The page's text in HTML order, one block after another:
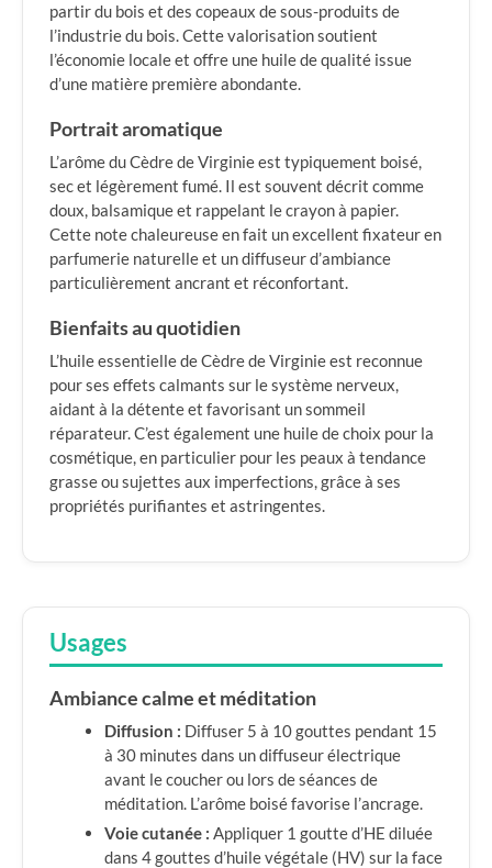
partir du bois et des copeaux de sous-produits de
l’industrie du bois. Cette valorisation soutient
l’économie locale et offre une huile de qualité issue
d’une matière première abondante.
Portrait aromatique
L’arôme du Cèdre de Virginie est typiquement boisé,
sec et légèrement fumé. Il est souvent décrit comme
doux, balsamique et rappelant le crayon à papier.
Cette note chaleureuse en fait un excellent fixateur en
parfumerie naturelle et un diffuseur d’ambiance
particulièrement ancrant et réconfortant.
Bienfaits au quotidien
L’huile essentielle de Cèdre de Virginie est reconnue
pour ses effets calmants sur le système nerveux,
aidant à la détente et favorisant un sommeil
réparateur. C’est également une huile de choix pour la
cosmétique, en particulier pour les peaux à tendance
grasse ou sujettes aux imperfections, grâce à ses
propriétés purifiantes et astringentes.
Usages
Ambiance calme et méditation
Diffusion : Diffuser 5 à 10 gouttes pendant 15
à 30 minutes dans un diffuseur électrique
avant le coucher ou lors de séances de
méditation. L’arôme boisé favorise l’ancrage.
Voie cutanée : Appliquer 1 goutte d’HE diluée
dans 4 gouttes d’huile végétale (HV) sur la face